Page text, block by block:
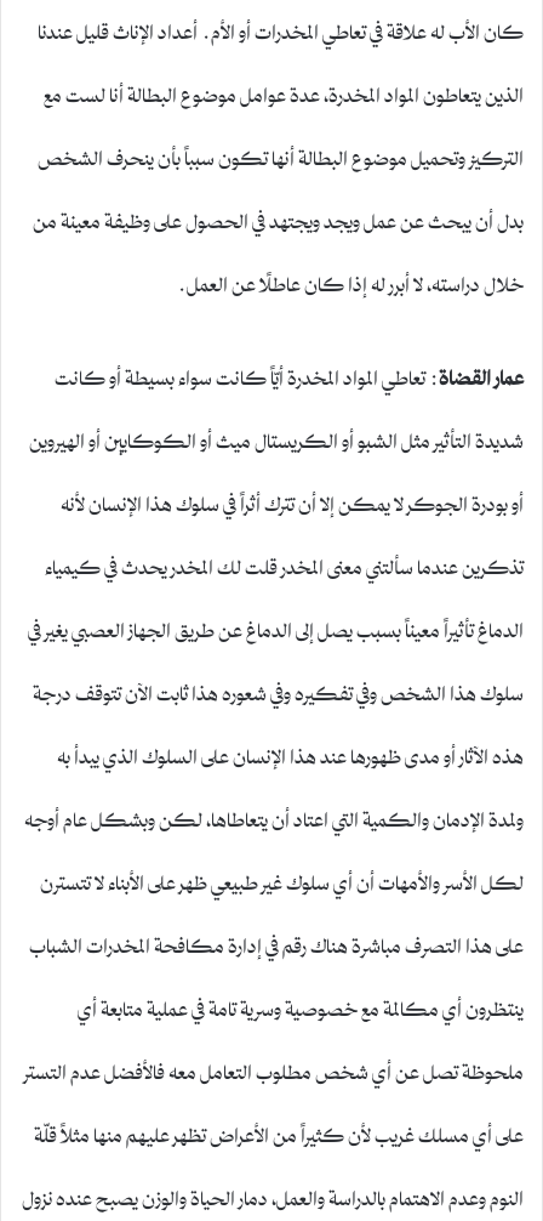
كان الأب له علاقة في تعاطي المخدرات أو الأم. أعداد الإناث قليل عندنا
الذين يتعاطون المواد المخدرة، عدة عوامل موضوع البطالة أنا لست مع
التركيز وتحميل موضوع البطالة أنها تكون سبباً بأن ينحرف الشخص
بدل أن يبحث عن عمل ويجد ويجتهد في الحصول على وظيفة معينة من
خلال دراسته، لا أبرر له إذا كان عاطلًا عن العمل.
عمار القضاة: تعاطي المواد المخدرة أيّاً كانت سواء بسيطة أو كانت
شديدة التأثير مثل الشبو أو الكريستال ميث أو الكوكايين أو الهيروين
أو بودرة الجوكر لا يمكن إلا أن تترك أثراً في سلوك هذا الإنسان لأنه
تذكرين عندما سألتني معنى المخدر قلت لك المخدر يحدث في كيمياء
الدماغ تأثيراً معيناً بسبب يصل إلى الدماغ عن طريق الجهاز العصبي يغير في
سلوك هذا الشخص وفي تفكيره وفي شعوره هذا ثابت الآن تتوقف درجة
هذه الآثار أو مدى ظهورها عند هذا الإنسان على السلوك الذي يبدأ به
ولمدة الإدمان والكمية التي اعتاد أن يتعاطاها، لكن وبشكل عام أوجه
لكل الأسر والأمهات أن أي سلوك غير طبيعي ظهر على الأبناء لا تتسترن
على هذا التصرف مباشرة هناك رقم في إدارة مكافحة المخدرات الشباب
ينتظرون أي مكالمة مع خصوصية وسرية تامة في عملية متابعة أي
ملحوظة تصل عن أي شخص مطلوب التعامل معه فالأفضل عدم التستر
على أي مسلك غريب لأن كثيراً من الأعراض تظهر عليهم منها مثلاً قلّة
النوم وعدم الاهتمام بالدراسة والعمل، دمار الحياة والوزن يصبح عنده نزول